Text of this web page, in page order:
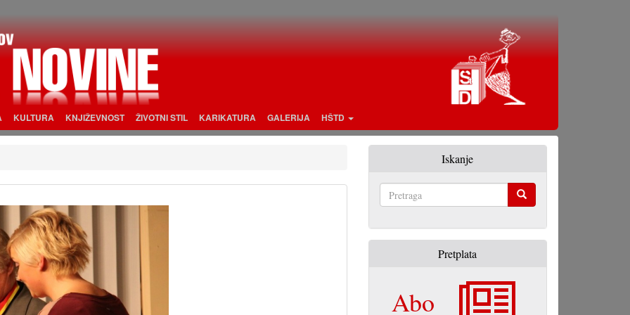
KULTURA KNJIŽEVNOST ŽIVOTNI STIL KARIKATURA GALERIJA HŠTD
Iskanje
Pretplata
Abo